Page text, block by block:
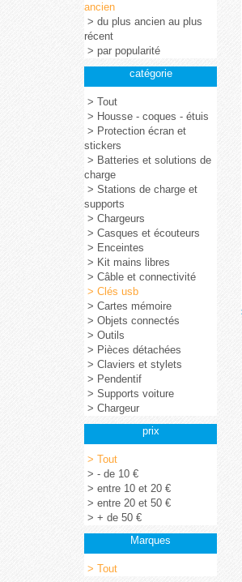
ancien
> du plus ancien au plus
récent
> par popularité
catégorie
> Tout
> Housse - coques - étuis
> Protection écran et
stickers
> Batteries et solutions de
charge
> Stations de charge et
supports
> Chargeurs
> Casques et écouteurs
> Enceintes
> Kit mains libres
> Câble et connectivité
> Clés usb
> Cartes mémoire
> Objets connectés
> Outils
> Pièces détachées
> Claviers et stylets
> Pendentif
> Supports voiture
> Chargeur
prix
> Tout
> - de 10 €
> entre 10 et 20 €
> entre 20 et 50 €
> + de 50 €
Marques
> Tout